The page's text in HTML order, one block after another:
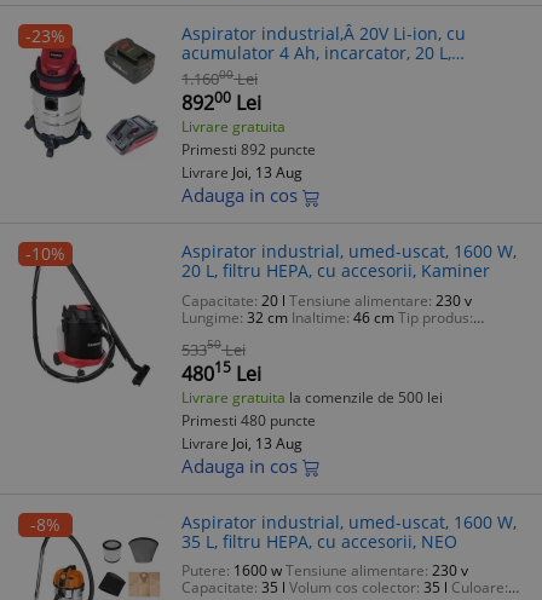
-23%
Aspirator industrial,Â 20V Li-ion, cu
acumulator 4 Ah, incarcator, 20 L,
umed/uscat, Worcraft
1.16000 Lei
89200 Lei
Livrare gratuita
Primesti 892 puncte
Livrare Joi, 13 Aug
Adauga in cos
-10%
Aspirator industrial, umed-uscat, 1600 W,
20 L, filtru HEPA, cu accesorii, Kaminer
Capacitate: 20 l Tensiune alimentare: 230 v
Lungime: 32 cm Inaltime: 46 cmTip produs:
53350 Lei
48015 Lei
Livrare gratuita la comenzile de 500 lei
Primesti 480 puncte
Livrare Joi, 13 Aug
Adauga in cos
-8%
Aspirator industrial, umed-uscat, 1600 W,
35 L, filtru HEPA, cu accesorii, NEO
Putere: 1600 wTensiune alimentare: 230 v
Capacitate: 35 l Volum cos colector: 35 l Culoare: